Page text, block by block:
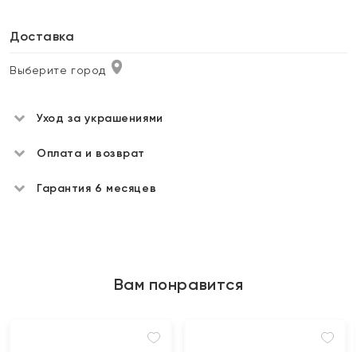
Доставка
Выберите город
Уход за украшениями
Оплата и возврат
Гарантия 6 месяцев
Вам понравится